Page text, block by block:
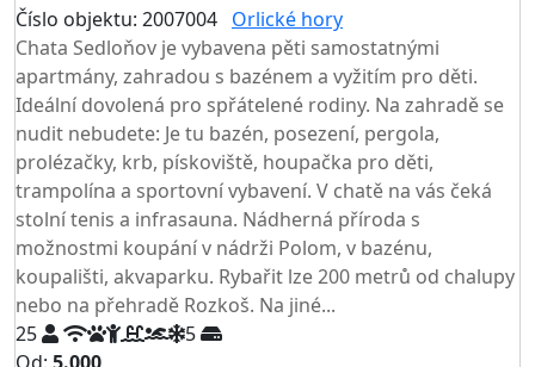
Číslo objektu: 2007004 Orlické hory
Chata Sedloňov je vybavena pěti samostatnými
apartmány, zahradou s bazénem a vyžitím pro děti.
Ideální dovolená pro spřátelené rodiny. Na zahradě se
nudit nebudete: Je tu bazén, posezení, pergola,
prolézačky, krb, pískoviště, houpačka pro děti,
trampolína a sportovní vybavení. V chatě na vás čeká
stolní tenis a infrasauna. Nádherná příroda s
možnostmi koupání v nádrži Polom, v bazénu,
koupališti, akvaparku. Rybařit lze 200 metrů od chalupy
nebo na přehradě Rozkoš. Na jiné...
25
5